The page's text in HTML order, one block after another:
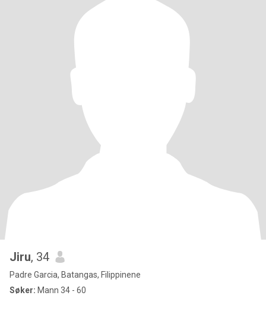
Jiru, 34
Padre Garcia, Batangas, Filippinene
Søker: Mann 34 - 60